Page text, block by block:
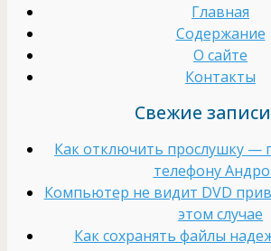
Главная
Содержание
О сайте
Контакты
Свежие записи
Как отключить прослушку —
телефону
Компьютер не видит DVD
этом случае
Как сохранять файлы